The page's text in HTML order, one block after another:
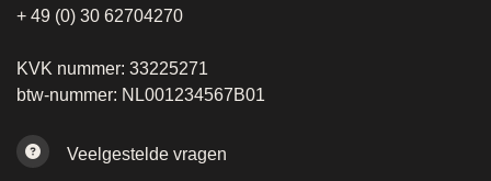
+ 49 (0) 30 62704270
KVK nummer: 33225271
btw-nummer: NL001234567B01
Veelgestelde vragen